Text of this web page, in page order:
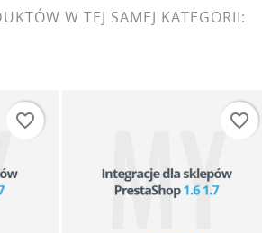
W TEJ SAMEJ KATEGORII:
favorite_border favorite_border